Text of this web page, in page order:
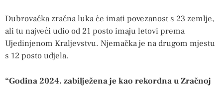
Dubrovačka zračna luka će imati povezanost s 23 zemlje,
ali tu najveći udio od 21 posto imaju letovi prema
Ujedinjenom Kraljevstvu. Njemačka je na drugom mjestu
s 12 posto udjela.
“Godina 2024. zabilježena je kao rekordna u Zračnoj